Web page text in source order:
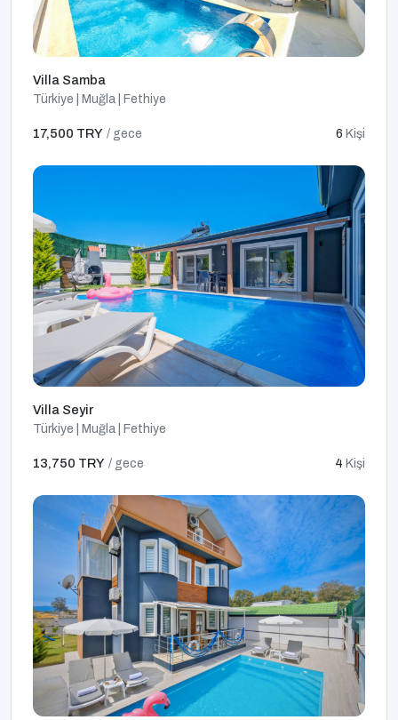
Villa Samba
Türkiye | Muğla | Fethiye
17,500 TRY / gece 6 Kişi
Villa Seyir
Türkiye | Muğla | Fethiye
13,750 TRY / gece 4 Kişi